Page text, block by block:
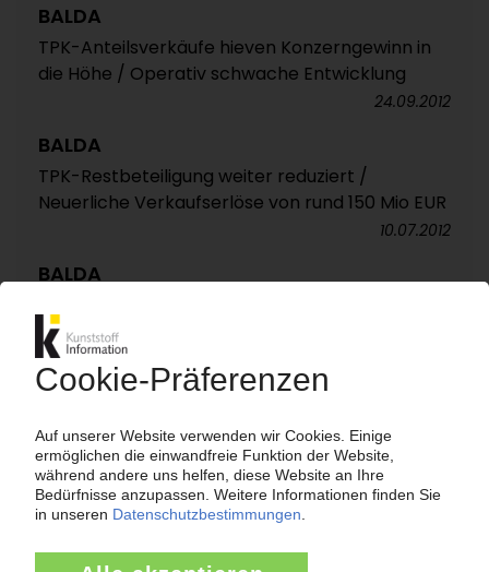
BALDA
TPK-Anteilsverkäufe hieven Konzerngewinn in
die Höhe / Operativ schwache Entwicklung
24.09.2012
BALDA
TPK-Restbeteiligung weiter reduziert /
Neuerliche Verkaufserlöse von rund 150 Mio EUR
10.07.2012
BALDA
mittelfristig verdreifachen / Medizintechnik-
Zukäufe in den USA